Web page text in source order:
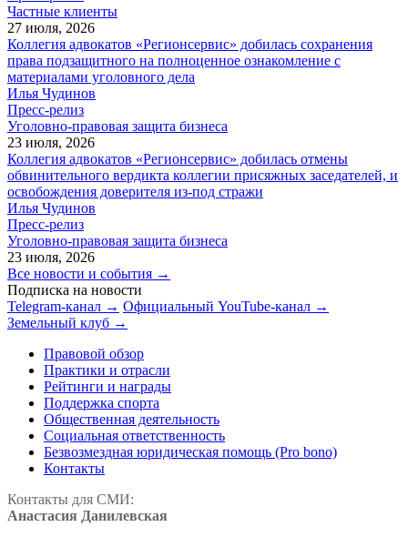
Частные клиенты
27 июля, 2026
Коллегия адвокатов «Регионсервис» добилась сохранения
права подзащитного на полноценное ознакомление с
материалами уголовного дела
Илья Чудинов
Пресс-релиз
Уголовно-правовая защита бизнеса
23 июля, 2026
Коллегия адвокатов «Регионсервис» добилась отмены
обвинительного вердикта коллегии присяжных заседателей, и
освобождения доверителя из-под стражи
Илья Чудинов
Пресс-релиз
Уголовно-правовая защита бизнеса
23 июля, 2026
Все новости и события →
Подписка на новости
Telegram-канал → Официальный YouTube-канал →
Земельный клуб →
Правовой обзор
Практики и отрасли
Рейтинги и награды
Поддержка спорта
Общественная деятельность
Социальная ответственность
Безвозмездная юридическая помощь (Pro bono)
Контакты
Контакты для СМИ:
Анастасия Данилевская